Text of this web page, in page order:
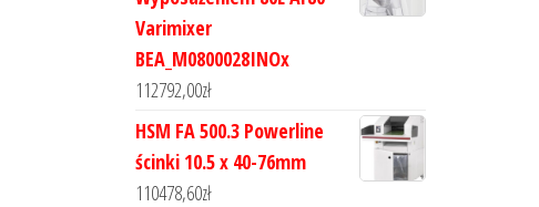
Varimixer
BEA_M0800028INOx
112792,00zł
HSM FA 500.3 Powerline
ścinki 10.5 x 40-76mm
110478,60zł